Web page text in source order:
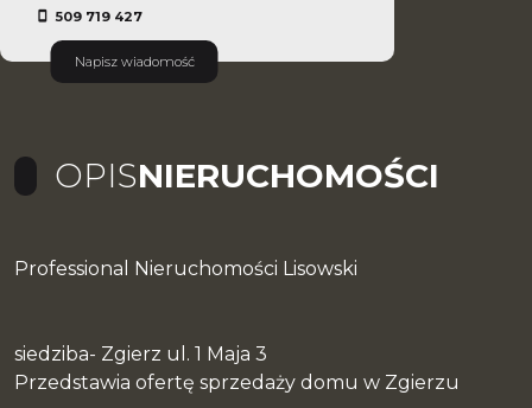
509 719 427
Napisz wiadomość
OPISNIERUCHOMOŚCI
Professional Nieruchomości Lisowski
siedziba- Zgierz ul. 1 Maja 3
Przedstawia ofertę sprzedaży domu w Zgierzu